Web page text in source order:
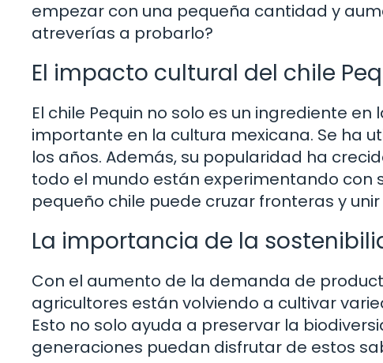
empezar con una pequeña cantidad y
atreverías a probarlo?
El impacto cultural del chile
El chile Pequin no solo es un ingrediente
importante en la cultura mexicana. Se ha
los años. Además, su popularidad ha
todo el mundo están experimentando con
pequeño chile puede cruzar fronteras y
La importancia de la
Con el aumento de la demanda de
agricultores están volviendo a cultivar
Esto no solo ayuda a preservar la
generaciones puedan disfrutar de estos